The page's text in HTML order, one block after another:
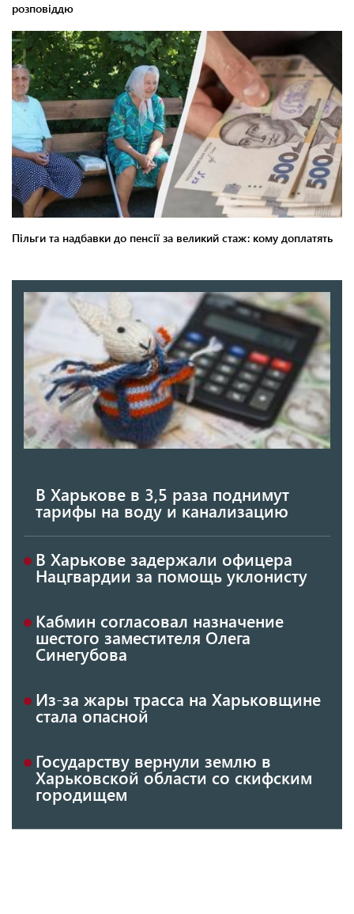
В Харькове в 3,5 раза поднимут
тарифы на воду и канализацию
В Харькове задержали офицера
Нацгвардии за помощь уклонисту
Кабмин согласовал назначение
шестого заместителя Олега
Синегубова
Из-за жары трасса на Харьковщине
стала опасной
Государству вернули землю в
Харьковской области со скифским
городищем